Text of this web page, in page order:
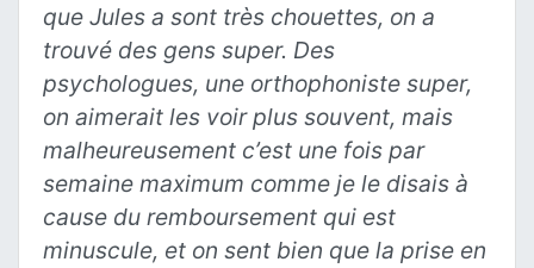
que Jules a sont très chouettes, on a
trouvé des gens super. Des
psychologues, une orthophoniste super,
on aimerait les voir plus souvent, mais
malheureusement c’est une fois par
semaine maximum comme je le disais à
cause du remboursement qui est
minuscule, et on sent bien que la prise en